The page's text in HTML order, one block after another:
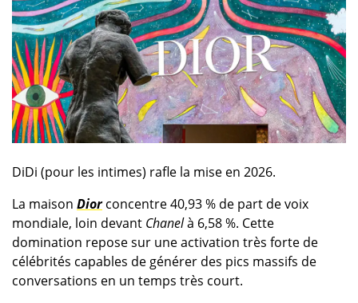
DiDi (pour les intimes) rafle la mise en 2026.
La maison Diorconcentre 40,93 % de part de voix
mondiale, loin devant Chanelà 6,58 %. Cette
domination repose sur une activation très forte de
célébrités capables de générer des pics massifs de
conversations en un temps très court.